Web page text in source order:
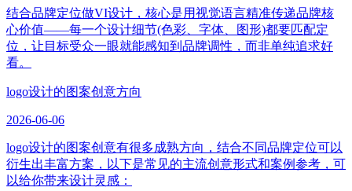
结合品牌定位做VI设计，核心是用视觉语言精准传递品牌核
心价值——每一个设计细节(色彩、字体、图形)都要匹配定
位，让目标受众一眼就能感知到品牌调性，而非单纯追求好
看。
logo设计的图案创意方向
2026-06-06
logo设计的图案创意有很多成熟方向，结合不同品牌定位可以
衍生出丰富方案，以下是常见的主流创意形式和案例参考，可
以给你带来设计灵感：